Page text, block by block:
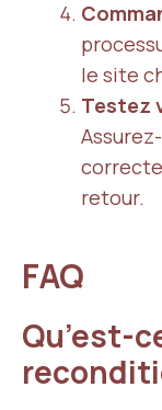
le site
Testez
retour.
FAQ
Qu’est-